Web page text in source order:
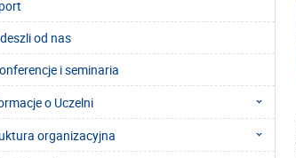
od nas
i seminaria
o Uczelni
organizacyjna